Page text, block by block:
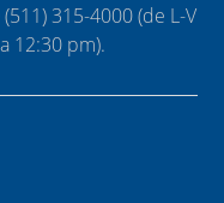
315-4000 (de L-V
12:30 pm).